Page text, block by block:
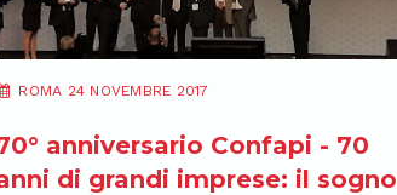
ROMA 24 NOVEMBRE 2017
anniversario Confapi - 70
di grandi imprese: il sogno